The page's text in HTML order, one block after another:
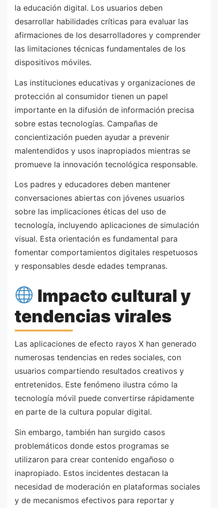
la educación digital. Los usuarios deben
desarrollar habilidades críticas para evaluar las
afirmaciones de los desarrolladores y comprender
las limitaciones técnicas fundamentales de los
dispositivos móviles.
Las instituciones educativas y organizaciones de
protección al consumidor tienen un papel
importante en la difusión de información precisa
sobre estas tecnologías. Campañas de
concientización pueden ayudar a prevenir
malentendidos y usos inapropiados mientras se
promueve la innovación tecnológica responsable.
Los padres y educadores deben mantener
conversaciones abiertas con jóvenes usuarios
sobre las implicaciones éticas del uso de
tecnología, incluyendo aplicaciones de simulación
visual. Esta orientación es fundamental para
fomentar comportamientos digitales respetuosos
y responsables desde edades tempranas.
Impacto cultural y
tendencias virales
Las aplicaciones de efecto rayos X han generado
numerosas tendencias en redes sociales, con
usuarios compartiendo resultados creativos y
entretenidos. Este fenómeno ilustra cómo la
tecnología móvil puede convertirse rápidamente
en parte de la cultura popular digital.
Sin embargo, también han surgido casos
problemáticos donde estos programas se
utilizaron para crear contenido engañoso o
inapropiado. Estos incidentes destacan la
necesidad de moderación en plataformas sociales
y de mecanismos efectivos para reportar y